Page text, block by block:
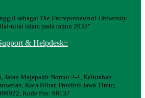
sebagai The Entrepreneurial University
nilai islam pada tahun 2035"
& Helpdesk::
Jalan Majapahit Nomor 2-4, Kelurahan
Kota Blitar, Provinsi Jawa Timur,
Kode Pos: 66137